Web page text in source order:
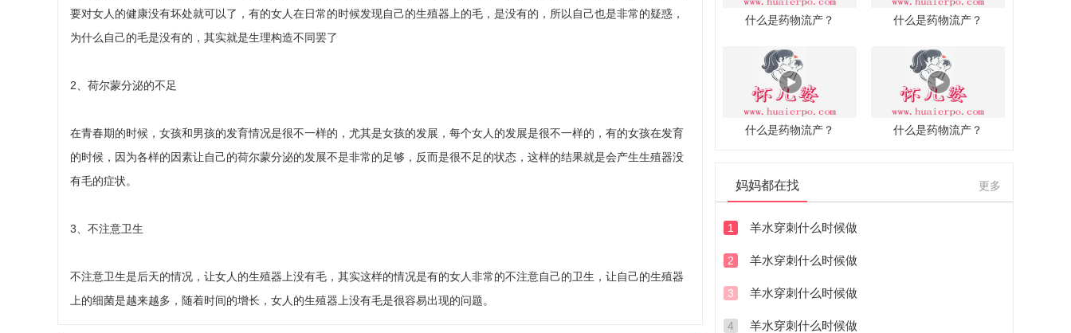
要对女人的健康没有坏处就可以了，有的女人在日常的时候发现自己的生殖器上的毛，是没有的，所以自己也是非常的疑惑，
为什么自己的毛是没有的，其实就是生理构造不同罢了
2、荷尔蒙分泌的不足
在青春期的时候，女孩和男孩的发育情况是很不一样的，尤其是女孩的发展，每个女人的发展是很不一样的，有的女孩在发育
的时候，因为各样的因素让自己的荷尔蒙分泌的发展不是非常的足够，反而是很不足的状态，这样的结果就是会产生生殖器没
有毛的症状。
3、不注意卫生
不注意卫生是后天的情况，让女人的生殖器上没有毛，其实这样的情况是有的女人非常的不注意自己的卫生，让自己的生殖器
上的细菌是越来越多，随着时间的增长，女人的生殖器上没有毛是很容易出现的问题。
什么是药物流产？ 什么是药物流产？
什么是药物流产？ 什么是药物流产？
更多
妈妈都在找
羊水穿刺什么时候做
1
羊水穿刺什么时候做
2
羊水穿刺什么时候做
3
羊水穿刺什么时候做
4